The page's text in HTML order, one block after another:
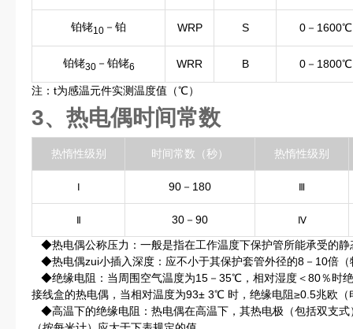
铂铑10 －铂 WRP S 0－1600℃
铂铑30－铂铑6 WRR B 0－1800℃
注：t为感温元件实测温度值（℃）
3、热电偶时间常数
热惰性级别 时间常数（秒） 热惰性级别
Ⅰ 90－180 Ⅲ
Ⅱ 30－90 Ⅳ
◆热电偶公称压力：一般是指在工作温度下保护管所能承受的静
◆热电偶zui小插入深度：应不小于其保护套管外径的8－10倍（
◆绝缘电阻：当周围空气温度为15－35℃，相对湿度＜80％时
接线盒的热电偶，当相对温度为93± 3℃ 时，绝缘电阻≥0.5兆欧（
◆高温下的绝缘电阻：热电偶在高温下，其热电极（包括双支